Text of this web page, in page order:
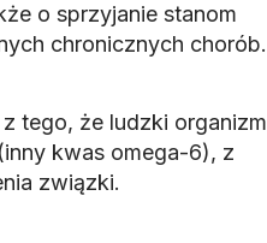
o sprzyjanie stanom
chronicznych chorób.
tego, że ludzki organizm
kwas omega-6), z
związki.